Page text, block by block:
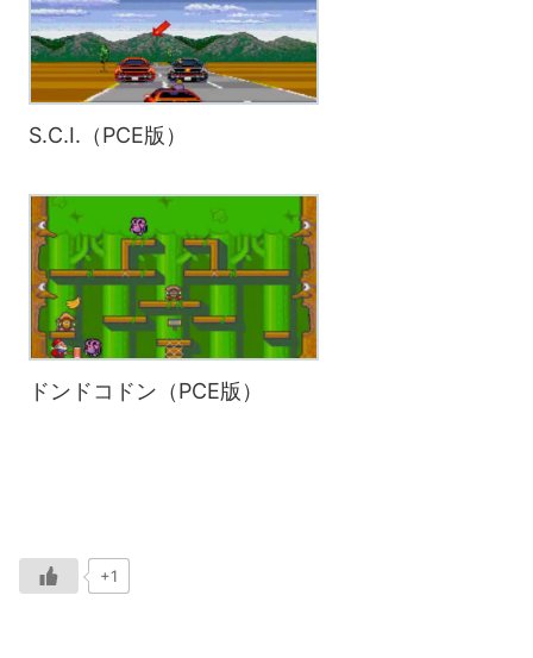
S.C.I.（PCE版）
ドンドコドン（PCE版）
+1